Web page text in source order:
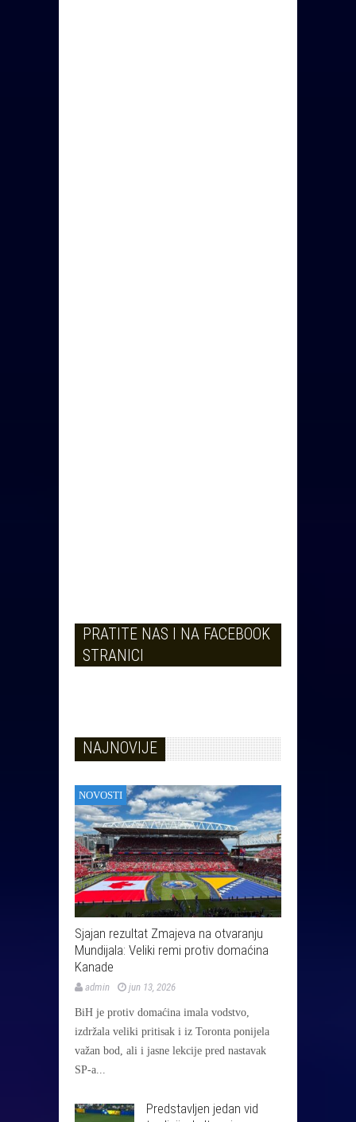
PRATITE NAS I NA FACEBOOK
STRANICI
NAJNOVIJE
NOVOSTI
Sjajan rezultat Zmajeva na otvaranju
Mundijala: Veliki remi protiv domaćina
Kanade
admin jun 13, 2026
BiH je protiv domaćina imala vodstvo,
izdržala veliki pritisak i iz Toronta ponijela
važan bod, ali i jasne lekcije pred nastavak
SP-a...
Predstavljen jedan vid